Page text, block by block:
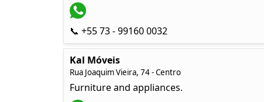
📞 +55 73 - 99160 0032
Kal Móveis
Rua Joaquim Vieira, 74 - Centro
Furniture and appliances.